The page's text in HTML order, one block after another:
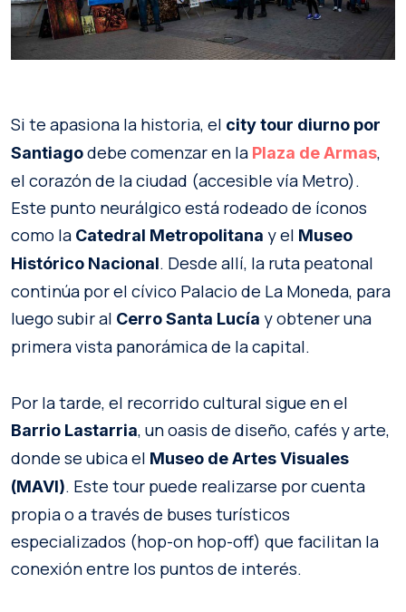
Si te apasiona la historia, el city tour diurno por
Santiagodebe comenzar en la Plaza de Armas,
el corazón de la ciudad (accesible vía Metro).
Este punto neurálgico está rodeado de íconos
como la Catedral Metropolitana y el Museo
Histórico Nacional. Desde allí, la ruta peatonal
continúa por el cívico Palacio de La Moneda, para
luego subir al Cerro Santa Lucía y obtener una
primera vista panorámica de la capital.
Por la tarde, el recorrido cultural sigue en el
Barrio Lastarria, un oasis de diseño, cafés y arte,
donde se ubica el Museo de Artes Visuales
(MAVI). Este tour puede realizarse por cuenta
propia o a través de buses turísticos
especializados (hop-on hop-off) que facilitan la
conexión entre los puntos de interés.